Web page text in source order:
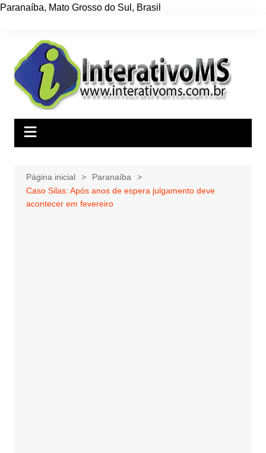
Paranaíba, Mato Grosso do Sul , Brasil
conteúdo
Página inicial
Paranaíba
Caso Silas: Após anos de espera julgamento deve
acontecer em fevereiro